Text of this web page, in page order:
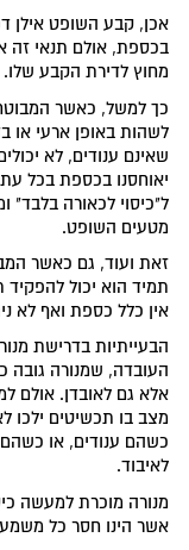
אכן, קבע השופט אילן
בכספת, אולם תנאי זה
מחוץ לדירת הקבע שלו.
כך למשל, כאשר המבוטח
לשהות באופן ארעי או
שאינם ענודים, לא
יאוחסנו בכספת בכל
ל"כיסוי לכאורה
מטעים השופט.
זאת ועוד, גם כאשר
תמיד הוא יכול
אין כלל כספת ואף לא
הבעייתיות בדרישת
העובדה, שמנורה גובה
אלא גם לאובדן. אולם
מצב בו תכשיטים ילכו
כשהם ענודים, או
לאיבוד.
מנורה מוכרת למעשה
אשר הינו חסר כל